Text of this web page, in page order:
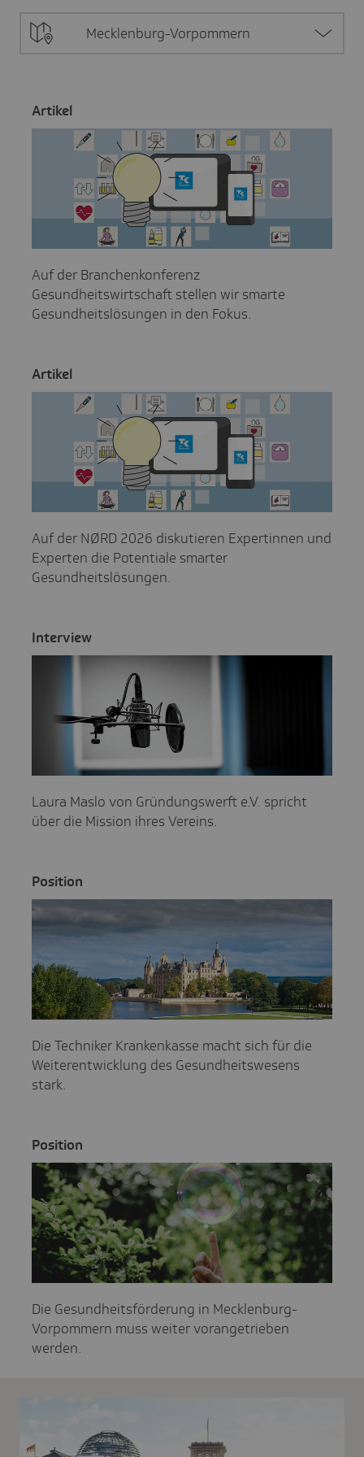
Mecklenburg-Vorpommern
Artikel
Auf der Branchenkonferenz
Gesundheitswirtschaft stellen wir smarte
Gesundheitslösungen in den Fokus.
Artikel
Auf der NØRD 2026 diskutieren Expertinnen und
Experten die Potentiale smarter
Gesundheitslösungen.
Inter­view
Laura Maslo von Gründungswerft e.V. spricht
über die Mission ihres Vereins.
Posi­tion
Die Techniker Krankenkasse macht sich für die
Weiterentwicklung des Gesundheitswesens
stark.
Posi­tion
Die Gesundheitsförderung in Mecklenburg-
Vorpommern muss weiter vorangetrieben
werden.